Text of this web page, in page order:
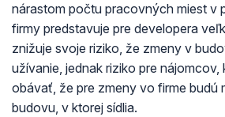
nárastom počtu pracovných miest v
firmy predstavuje pre developera
znižuje svoje riziko, že zmeny v
užívanie, jednak riziko pre nájomcov,
obávať, že pre zmeny vo firme budú
budovu, v ktorej sídlia.